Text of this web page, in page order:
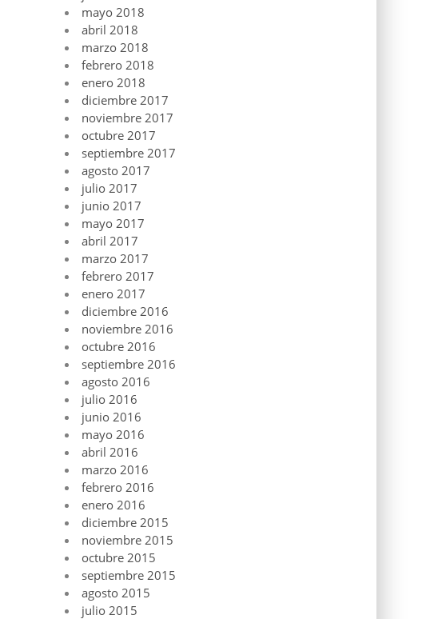
mayo 2018
abril 2018
marzo 2018
febrero 2018
enero 2018
diciembre 2017
noviembre 2017
octubre 2017
septiembre 2017
agosto 2017
julio 2017
junio 2017
mayo 2017
abril 2017
marzo 2017
febrero 2017
enero 2017
diciembre 2016
noviembre 2016
octubre 2016
septiembre 2016
agosto 2016
julio 2016
junio 2016
mayo 2016
abril 2016
marzo 2016
febrero 2016
enero 2016
diciembre 2015
noviembre 2015
octubre 2015
septiembre 2015
agosto 2015
julio 2015